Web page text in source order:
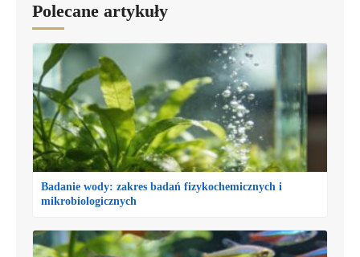
Polecane artykuły
Badanie wody: zakres badań fizykochemicznych i
mikrobiologicznych